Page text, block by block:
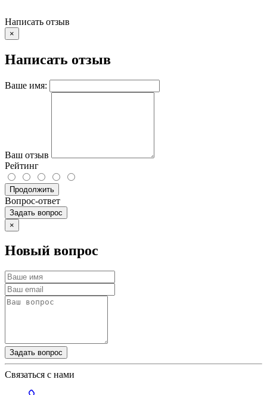
Написать отзыв
×
Написать отзыв
Ваше имя:
Ваш отзыв
Рейтинг
Продолжить
Вопрос-ответ
Задать вопрос
×
Новый вопрос
Задать вопрос
Связаться с нами